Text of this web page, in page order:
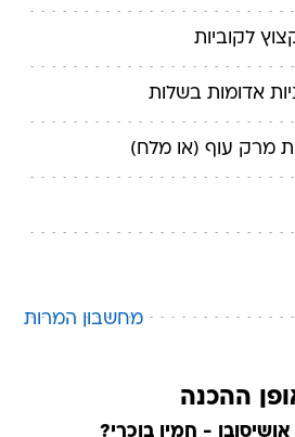
לקוביות
אדומות בשלות
מרק עוף (או מלח)
מחשבון המרות
ההכנה
- חמין בוכרי?